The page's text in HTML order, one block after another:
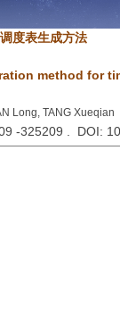
度表生成方法
method for
Long, TANG Xueqian
-325209 . DOI: